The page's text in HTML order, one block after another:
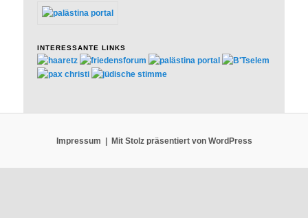
INTERESSANTE LINKS
Impressum Mit Stolz präsentiert von WordPress